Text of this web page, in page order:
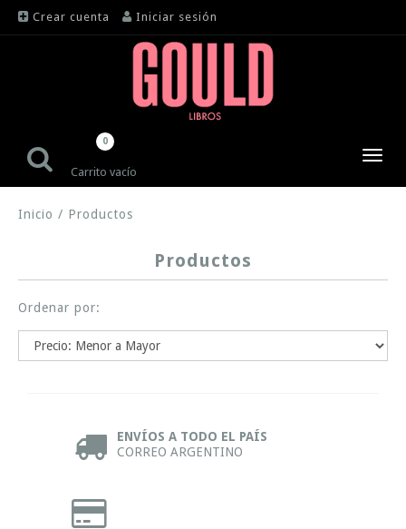
Crear cuenta Iniciar sesión
Carrito vacío
0
Inicio / Productos
Productos
Ordenar por:
ENVÍOS A TODO EL PAÍS
CORREO ARGENTINO